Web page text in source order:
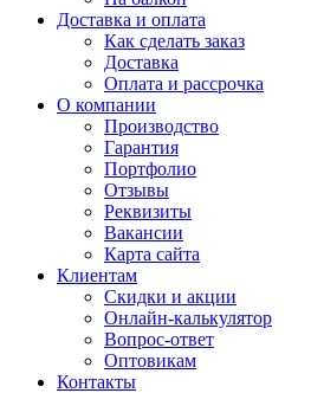
Доставка и оплата
Как сделать заказ
Доставка
Оплата и рассрочка
О компании
Производство
Гарантия
Портфолио
Отзывы
Реквизиты
Вакансии
Карта сайта
Клиентам
Скидки и акции
Онлайн-калькулятор
Вопрос-ответ
Оптовикам
Контакты